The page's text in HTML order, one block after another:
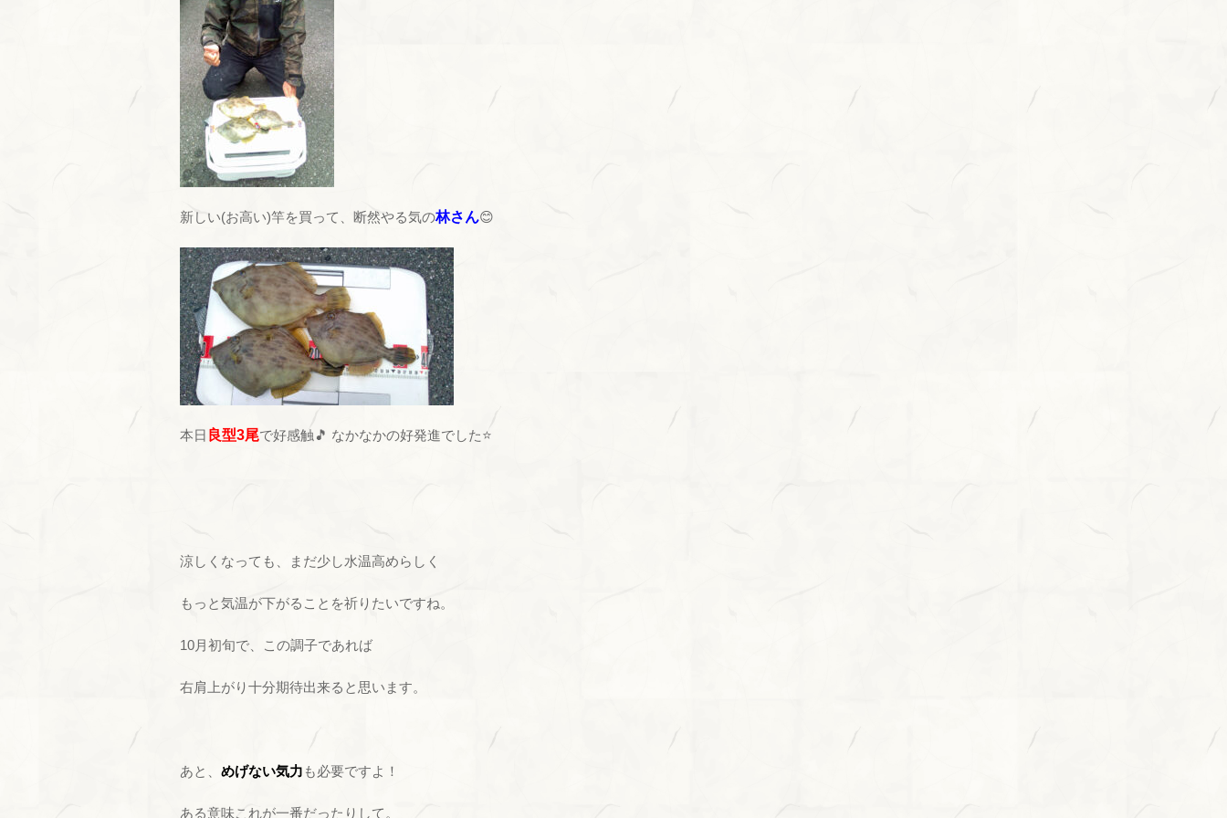
新しい(お高い)竿を買って、断然やる気の林さん😊
本日 良型3尾で好感触🎵 なかなかの好発進でした⭐
涼しくなっても、まだ少し水温高めらしく
もっと気温が下がることを祈りたいですね。
10月初旬で、この調子であれば
右肩上がり十分期待出来ると思います。
あと、 めげない気力 も必要ですよ！
ある意味これが一番だったりして。